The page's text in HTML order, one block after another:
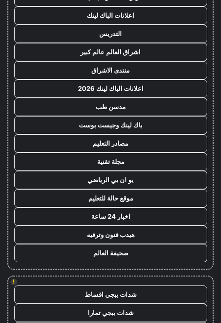
اعلانات الباك لينك
التدريس
اشراق العالم عالم كبير
منتدى الاشراق
اعلانات الباك لينك 2026
مدسن طب
باك لينك وجيست بوست
مصادر التعليم
مجلة تقنية
يو ان بي الرياضي
موقع حالة للتعليم
اخبار 24 ساعة
هيدب فنون وترفيه
صحيفة العالم
!
شدات ببجي اقساط
شدات ببجي تمارا